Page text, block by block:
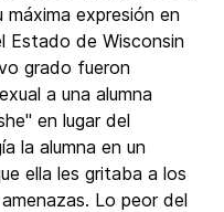
máxima expresión en
Estado de Wisconsin
grado fueron
a una alumna
en lugar del
la alumna en un
ella les gritaba a los
Lo peor del